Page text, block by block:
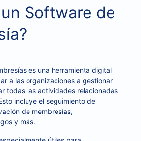
Software de
es una herramienta digital
a las organizaciones a gestionar,
todas las actividades relacionadas
incluye el seguimiento de
de membresías,
y más.